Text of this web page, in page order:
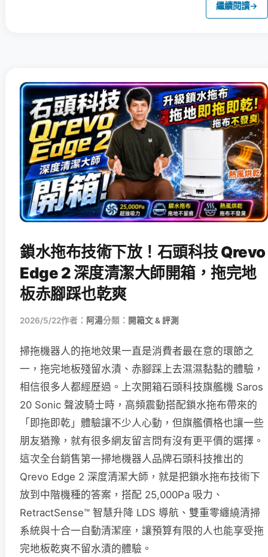
繼續閱讀→
鎖水拖布技術下放！石頭科技 Qrevo
Edge 2 深度清潔大師開箱，拖完地
板赤腳踩也乾爽
2026/5/22作者： 阿湯分類： 開箱文 & 評測
掃拖機器人的拖地效果一直是消費者最在意的環節之
一，拖完地板殘留水漬、赤腳踩上去濕濕黏黏的體驗，
相信很多人都經歷過。上次開箱石頭科技旗艦機 Saros
20 Sonic 聲波騎士時，高頻震動搭配鎖水拖布帶來的
「即拖即乾」體驗讓不少人心動，但旗艦價格也讓一些
朋友猶豫，就有很多網友留言問有沒有更平價的選擇。
這次全台銷售第一掃地機器人品牌石頭科技推出的
Qrevo Edge 2 深度清潔大師，就是把鎖水拖布技術下
放到中階機種的答案，搭配 25,000Pa 吸力、
RetractSense™ 智慧升降 LDS 導航、雙重零纏繞清掃
系統與十合一自動清潔座，讓預算有限的人也能享受拖
完地板乾爽不留水漬的體驗。